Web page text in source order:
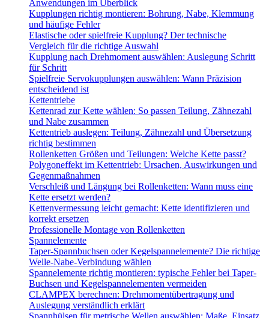
Anwendungen im Überblick
Kupplungen richtig montieren: Bohrung, Nabe, Klemmung
und häufige Fehler
Elastische oder spielfreie Kupplung? Der technische
Vergleich für die richtige Auswahl
Kupplung nach Drehmoment auswählen: Auslegung Schritt
für Schritt
Spielfreie Servokupplungen auswählen: Wann Präzision
entscheidend ist
Kettentriebe
Kettenrad zur Kette wählen: So passen Teilung, Zähnezahl
und Nabe zusammen
Kettentrieb auslegen: Teilung, Zähnezahl und Übersetzung
richtig bestimmen
Rollenketten Größen und Teilungen: Welche Kette passt?
Polygoneffekt im Kettentrieb: Ursachen, Auswirkungen und
Gegenmaßnahmen
Verschleiß und Längung bei Rollenketten: Wann muss eine
Kette ersetzt werden?
Kettenvermessung leicht gemacht: Kette identifizieren und
korrekt ersetzen
Professionelle Montage von Rollenketten
Spannelemente
Taper-Spannbuchsen oder Kegelspannelemente? Die richtige
Welle-Nabe-Verbindung wählen
Spannelemente richtig montieren: typische Fehler bei Taper-
Buchsen und Kegelspannelementen vermeiden
CLAMPEX berechnen: Drehmomentübertragung und
Auslegung verständlich erklärt
Spannhülsen für metrische Wellen auswählen: Maße, Einsatz